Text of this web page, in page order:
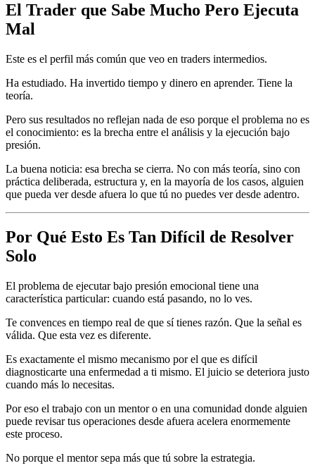
El Trader que Sabe Mucho Pero Ejecuta
Mal
Este es el perfil más común que veo en traders intermedios.
Ha estudiado. Ha invertido tiempo y dinero en aprender. Tiene la
teoría.
Pero sus resultados no reflejan nada de eso porque el problema no es
el conocimiento: es la brecha entre el análisis y la ejecución bajo
presión.
La buena noticia: esa brecha se cierra. No con más teoría, sino con
práctica deliberada, estructura y, en la mayoría de los casos, alguien
que pueda ver desde afuera lo que tú no puedes ver desde adentro.
Por Qué Esto Es Tan Difícil de Resolver
Solo
El problema de ejecutar bajo presión emocional tiene una
característica particular: cuando está pasando, no lo ves.
Te convences en tiempo real de que sí tienes razón. Que la señal es
válida. Que esta vez es diferente.
Es exactamente el mismo mecanismo por el que es difícil
diagnosticarte una enfermedad a ti mismo. El juicio se deteriora justo
cuando más lo necesitas.
Por eso el trabajo con un mentor o en una comunidad donde alguien
puede revisar tus operaciones desde afuera acelera enormemente
este proceso.
No porque el mentor sepa más que tú sobre la estrategia.